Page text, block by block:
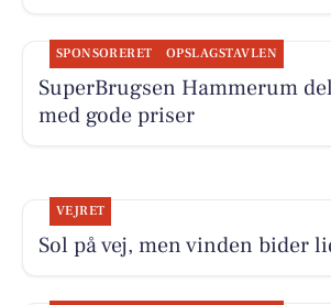
SPONSORERET OPSLAGSTAVLEN
SuperBrugsen Hammerum
med gode priser
VEJRET
Sol på vej, men vinden bider